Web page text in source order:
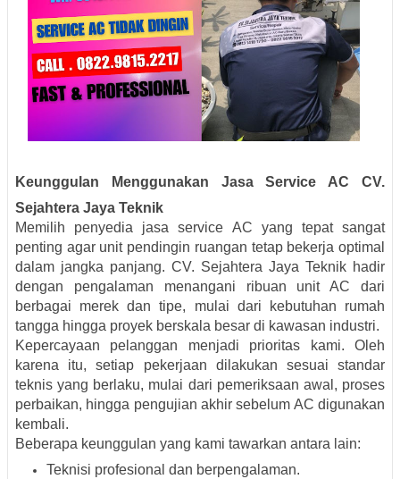
Keunggulan Menggunakan Jasa Service AC CV.
Sejahtera Jaya Teknik
Memilih penyedia jasa service AC yang tepat sangat
penting agar unit pendingin ruangan tetap bekerja optimal
dalam jangka panjang. CV. Sejahtera Jaya Teknik hadir
dengan pengalaman menangani ribuan unit AC dari
berbagai merek dan tipe, mulai dari kebutuhan rumah
tangga hingga proyek berskala besar di kawasan industri.
Kepercayaan pelanggan menjadi prioritas kami. Oleh
karena itu, setiap pekerjaan dilakukan sesuai standar
teknis yang berlaku, mulai dari pemeriksaan awal, proses
perbaikan, hingga pengujian akhir sebelum AC digunakan
kembali.
Beberapa keunggulan yang kami tawarkan antara lain:
Teknisi profesional dan berpengalaman.